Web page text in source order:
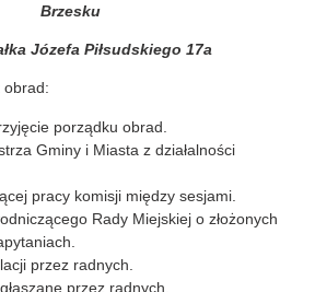
Brzesku
Józefa Piłsudskiego 17a
obrad:
porządku obrad.
Gminy i Miasta z działalności
pracy komisji między sesjami.
Rady Miejskiej o złożonych
przez radnych.
przez radnych.